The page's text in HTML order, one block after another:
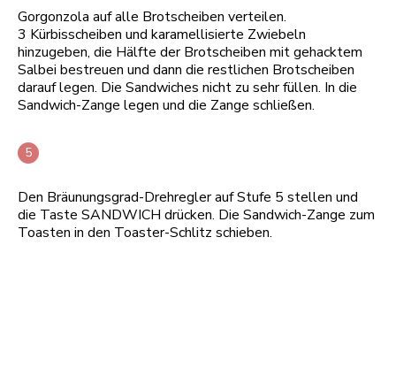
Gorgonzola auf alle Brotscheiben verteilen.
3 Kürbisscheiben und karamellisierte Zwiebeln
hinzugeben, die Hälfte der Brotscheiben mit gehacktem
Salbei bestreuen und dann die restlichen Brotscheiben
darauf legen. Die Sandwiches nicht zu sehr füllen. In die
Sandwich-Zange legen und die Zange schließen.
Den Bräunungsgrad-Drehregler auf Stufe 5 stellen und
die Taste SANDWICH drücken. Die Sandwich-Zange zum
Toasten in den Toaster-Schlitz schieben.